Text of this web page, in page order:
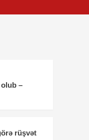
olub –
rüşvət